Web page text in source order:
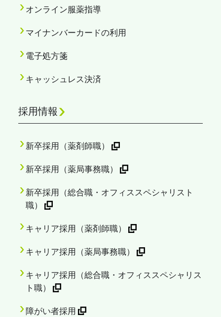
オンライン服薬指導
マイナンバーカードの利用
電子処方箋
キャッシュレス決済
採用情報
新卒採用（薬剤師職）
新卒採用（薬局事務職）
新卒採用（総合職・オフィススペシャリスト
職）
キャリア採用（薬剤師職）
キャリア採用（薬局事務職）
キャリア採用（総合職・オフィススペシャリス
ト職）
障がい者採用